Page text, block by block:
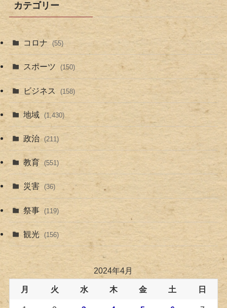
カテゴリー
コロナ (55)
スポーツ (150)
ビジネス (158)
地域 (1,430)
政治 (211)
教育 (551)
災害 (36)
祭事 (119)
観光 (156)
2024年4月
月 火 水 木 金 土 日